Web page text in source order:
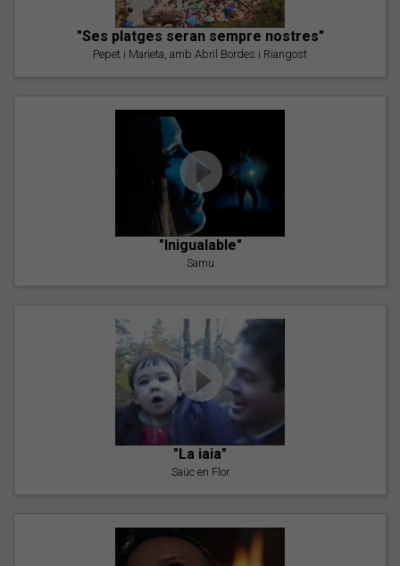
"Ses platges seran sempre nostres"
Pepet i Marieta, amb Abril Bordes i Riangost
"Inigualable"
Samu
"La iaia"
Saüc en Flor